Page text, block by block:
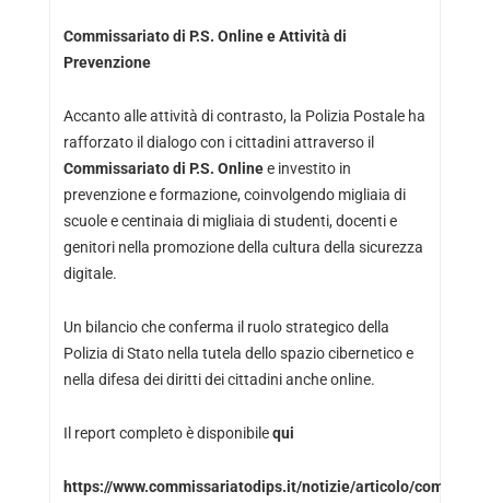
Commissariato di P.S. Online e Attività di
Prevenzione
Accanto alle attività di contrasto, la Polizia Postale ha
rafforzato il dialogo con i cittadini attraverso il
Commissariato di P.S. Onlinee investito in
prevenzione e formazione, coinvolgendo migliaia di
scuole e centinaia di migliaia di studenti, docenti e
genitori nella promozione della cultura della sicurezza
digitale.
Un bilancio che conferma il ruolo strategico della
Polizia di Stato nella tutela dello spazio cibernetico e
nella difesa dei diritti dei cittadini anche online.
Il report completo è disponibilequi
https://www.commissariatodips.it/notizie/articolo/